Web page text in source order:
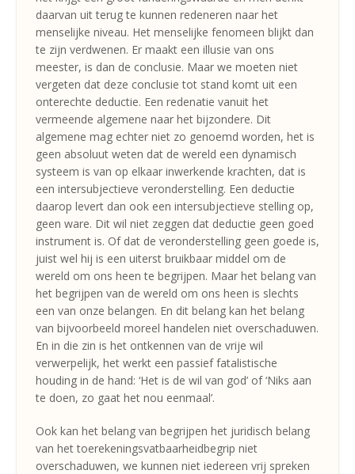
daarvan uit terug te kunnen redeneren naar het
menselijke niveau. Het menselijke fenomeen blijkt dan
te zijn verdwenen. Er maakt een illusie van ons
meester, is dan de conclusie. Maar we moeten niet
vergeten dat deze conclusie tot stand komt uit een
onterechte deductie. Een redenatie vanuit het
vermeende algemene naar het bijzondere. Dit
algemene mag echter niet zo genoemd worden, het is
geen absoluut weten dat de wereld een dynamisch
systeem is van op elkaar inwerkende krachten, dat is
een intersubjectieve veronderstelling. Een deductie
daarop levert dan ook een intersubjectieve stelling op,
geen ware. Dit wil niet zeggen dat deductie geen goed
instrument is. Of dat de veronderstelling geen goede is,
juist wel hij is een uiterst bruikbaar middel om de
wereld om ons heen te begrijpen. Maar het belang van
het begrijpen van de wereld om ons heen is slechts
een van onze belangen. En dit belang kan het belang
van bijvoorbeeld moreel handelen niet overschaduwen.
En in die zin is het ontkennen van de vrije wil
verwerpelijk, het werkt een passief fatalistische
houding in de hand: ‘Het is de wil van god’ of ‘Niks aan
te doen, zo gaat het nou eenmaal’.
Ook kan het belang van begrijpen het juridisch belang
van het toerekeningsvatbaarheidbegrip niet
overschaduwen, we kunnen niet iedereen vrij spreken